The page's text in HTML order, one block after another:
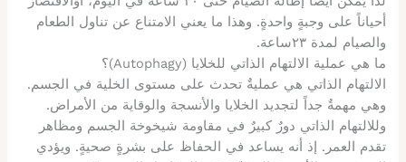
أحياناً على وجبةٍ واحدةٍ. وهذا ما يعني الامتناع عن تناول الطعام
والصيام لمدة ٢٣ساعة.
ما هي عملية الالتهام الذاتي للخلايا (Autophagy)؟
الالتهام الذاتي هي عمليةٌ تحدث على مستوى الخلية في الجسم.
وهي مهمةٌ جداً لتجديد الخلايا والأنسجة والوقاية من الأمراض.
وللالتهام الذاتي دورٌ كبيرٌ في مقاومة شيخوخة الجسم ومظاهر
تقدم العمر. إذ أنه يساعد في الحفاظ على بشرةٍ صحيةٍ. ويؤدي